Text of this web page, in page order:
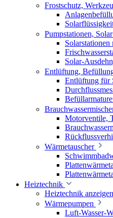
Frostschutz,
Pumpstationen,
Solar-
Entlüftung,
Entlüftung für
Motorventile,
Wärmetauscher
Heiztechnik
Heiztechnik anzeigen
Wärmepumpen
Luft-Wasser-